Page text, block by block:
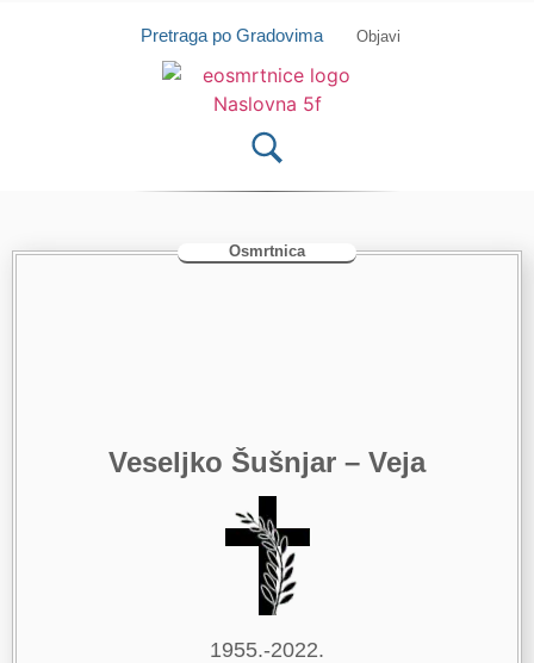
Isprobajte našu Android i IOS aplikaciju
Pretraga po Gradovima Objavi
Osmrtnica
Veseljko Šušnjar – Veja
1955.-2022.